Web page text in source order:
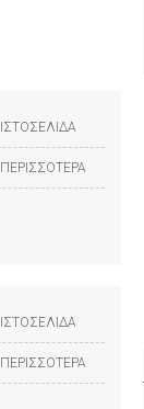
ΙΣΤΟΣΕΛΙΔΑ
ΠΕΡΙΣΣΟΤΕΡΑ
ΙΣΤΟΣΕΛΙΔΑ
ΠΕΡΙΣΣΟΤΕΡΑ